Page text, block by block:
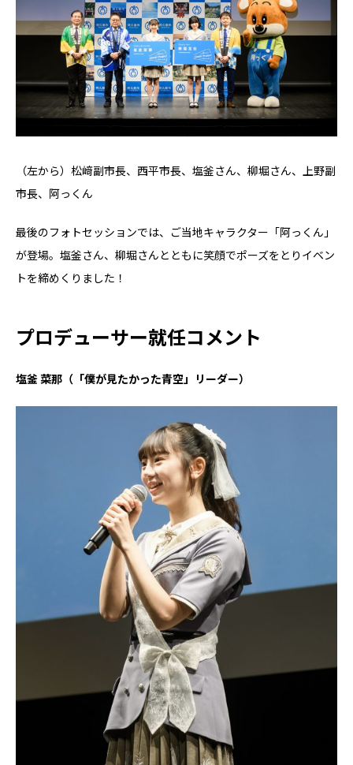
（左から）松﨑副市長、西平市長、塩釜さん、柳堀さん、上野副
市長、阿っくん
最後のフォトセッションでは、ご当地キャラクター「阿っくん」
が登場。塩釜さん、柳堀さんとともに笑顔でポーズをとりイベン
トを締めくりました！
プロデューサー就任コメント
塩釜 菜那（「僕が見たかった青空」リーダー）